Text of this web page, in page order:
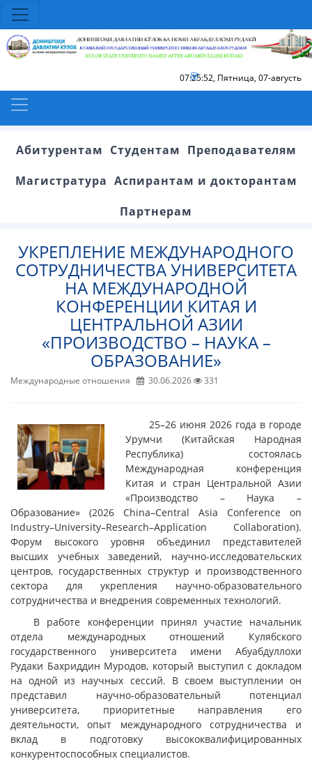
07:25:52, Пятница, 07-августь
Абитурентам Студентам Преподавателям
Магистратура Аспирантам и докторантам
Партнерам
УКРЕПЛЕНИЕ МЕЖДУНАРОДНОГО
СОТРУДНИЧЕСТВА УНИВЕРСИТЕТА
НА МЕЖДУНАРОДНОЙ
КОНФЕРЕНЦИИ КИТАЯ И
ЦЕНТРАЛЬНОЙ АЗИИ
«ПРОИЗВОДСТВО – НАУКА –
ОБРАЗОВАНИЕ»
Международные отношения 30.06.2026 331
25–26 июня 2026 года в городе
Урумчи (Китайская Народная
Республика) состоялась
Международная конференция
Китая и стран Центральной Азии
«Производство – Наука –
Образование» (2026 China–Central Asia Conference on
Industry–University–Research–Application Collaboration).
Форум высокого уровня объединил представителей
высших учебных заведений, научно-исследовательских
центров, государственных структур и производственного
сектора для укрепления научно-образовательного
сотрудничества и внедрения современных технологий.
В работе конференции принял участие начальник
отдела международных отношений Кулябского
государственного университета имени Абуабдуллохи
Рудаки Бахриддин Муродов, который выступил с докладом
на одной из научных сессий. В своем выступлении он
представил научно-образовательный потенциал
университета, приоритетные направления его
деятельности, опыт международного сотрудничества и
вклад в подготовку высококвалифицированных
конкурентоспособных специалистов.